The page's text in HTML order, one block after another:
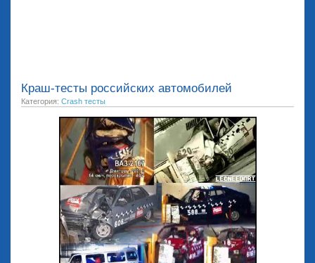
Краш-тесты российских автомобилей
Категория: Crash тесты